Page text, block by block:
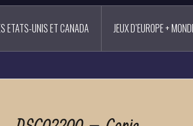
ETATS-UNIS ET CANADA JEUX D’EUROPE +